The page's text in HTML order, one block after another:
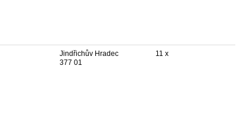
Jindřichův Hradec
377 01
11 x